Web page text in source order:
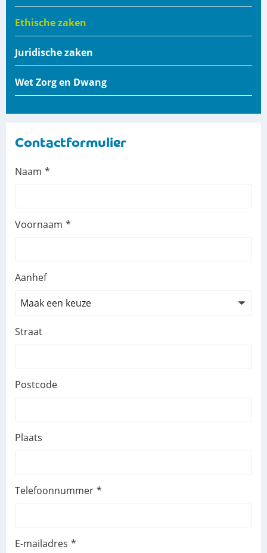
Ethische zaken
Juridische zaken
Wet Zorg en Dwang
Contactformulier
Leave
Naam
Voornaam
Aanhef
Straat
Postcode
Plaats
Telefoonnummer
E-mailadres